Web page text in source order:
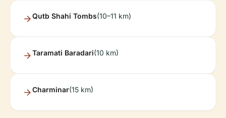
Qutb Shahi Tombs(10–11 km)
Taramati Baradari(10 km)
Charminar(15 km)